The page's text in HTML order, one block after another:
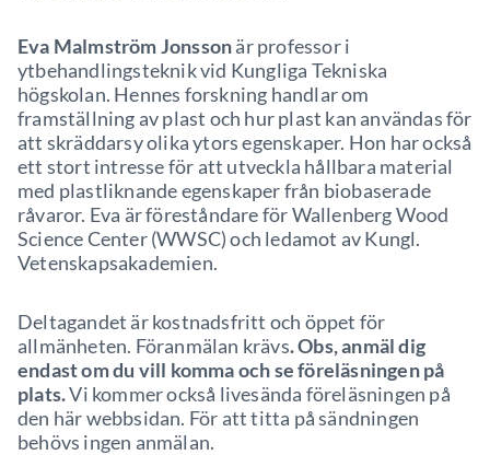
Eva Malmström Jonssonär professor i
ytbehandlingsteknik vid Kungliga Tekniska
högskolan. Hennes forskning handlar om
framställning av plast och hur plast kan användas för
att skräddarsy olika ytors egenskaper. Hon har också
ett stort intresse för att utveckla hållbara material
med plastliknande egenskaper från biobaserade
råvaror. Eva är föreståndare för Wallenberg Wood
Science Center (WWSC) och ledamot av Kungl.
Vetenskapsakademien.
Deltagandet är kostnadsfritt och öppet för
allmänheten. Föranmälan krävs. Obs, anmäl dig
endast om du vill komma och se föreläsningen på
plats.Vi kommer också livesända föreläsningen på
den här webbsidan. För att titta på sändningen
behövs ingen anmälan.